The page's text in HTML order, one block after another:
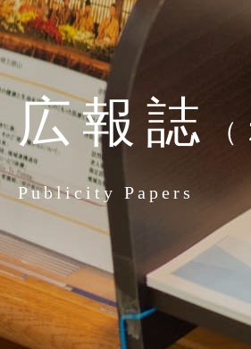
広報誌
Publicity Papers